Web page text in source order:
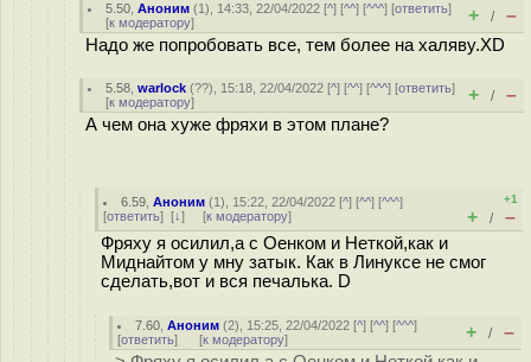
5.50 ,Аноним (1), 14:33, 22/04/2022 [^] [^^] [^^^] [ответить]
[к модератору] + / –
Надо же попробовать все, тем более на халяву.XD
5.58 ,warlock (??), 15:18, 22/04/2022 [^] [^^] [^^^] [ответить]
[к модератору] + / –
А чем она хуже фряхи в этом плане?
6.59 ,Аноним (1), 15:22, 22/04/2022 [^] [^^] [^^^]
[ответить] [↓] [к модератору]
+1
+ / –
Фряху я осилил,а с Оенком и Неткой,как и
Миднайтом у мну затык. Как в Линуксе не смог
сделать,вот и вся печалька. D
7.60 ,Аноним (2), 15:25, 22/04/2022 [^] [^^] [^^^]
[ответить] [к модератору] + / –